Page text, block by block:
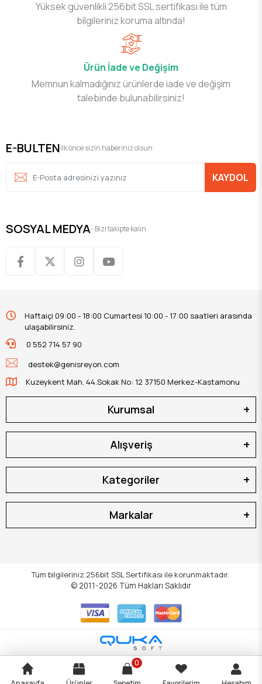
Yüksek güvenlikli 256bit SSL sertifikası ile tüm
bilgileriniz koruma altında!
Ürün İade ve Değişim
Memnun kalmadığınız ürünlerde iade ve değişim
talebinde bulunabilirsiniz!
E-BULTENİlk önce sizin haberiniz olsun
KAYDOL
SOSYAL MEDYA- Bizi takipte kalın
Haftaiçi 09:00 - 18:00 Cumartesi 10:00 - 17:00 saatleri arasında
ulaşabilirsiniz.
0 552 714 57 90
destek@genisreyon.com
Kuzeykent Mah. 44.Sokak No: 12 37150 Merkez-Kastamonu
Kurumsal
Alışveriş
Kategoriler
Markalar
Tüm bilgileriniz 256bit SSL Sertifikası ile korunmaktadır.
© 2011-2026 Tüm Hakları Saklıdır
0